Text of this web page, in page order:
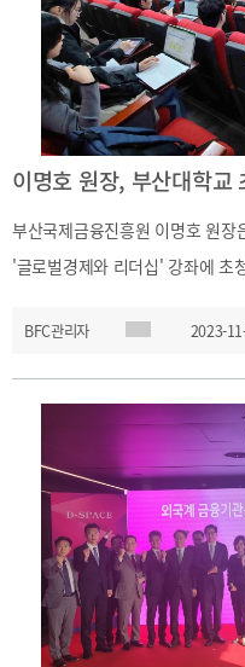
이명호 원장, 부산대학교
부산국제금융진흥원 이명호 원
'글로벌경제와 리더십' 강좌에 초
'지역금융중심지 육성 및 활성화
BFC관리자 2023-